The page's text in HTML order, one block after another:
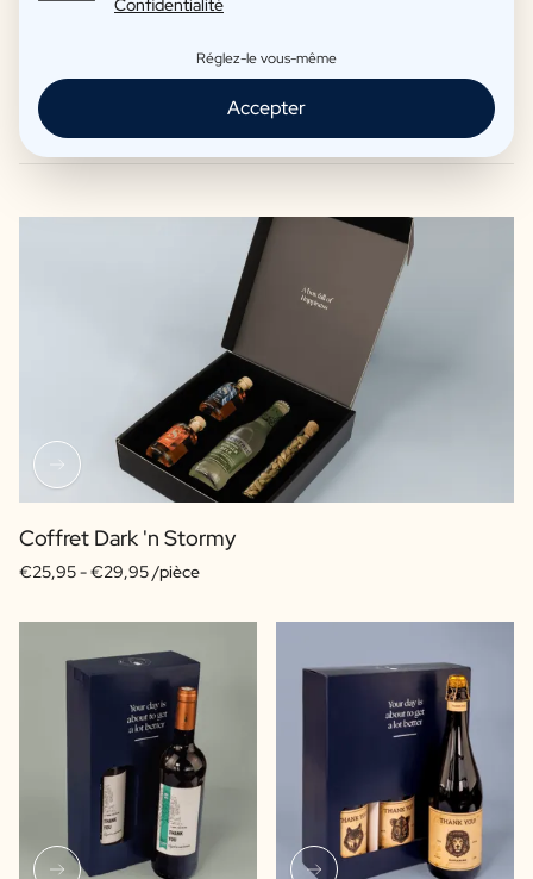
Paquets-Cadeaux Amusants
Coffret Dark 'n Stormy
€25,95 -€29,95 /pièce
Confidentialité
Réglez-le vous-même
Accepter